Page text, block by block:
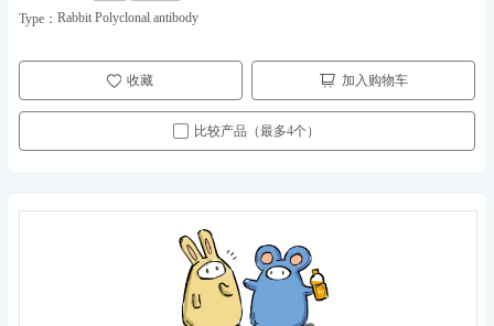
Type： Rabbit Polyclonal antibody
收藏 加入购物车
比较产品（最多4个）